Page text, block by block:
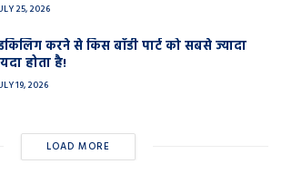
25, 2026
करने से किस बॉडी पार्ट को सबसे ज्यादा
होता है!
19, 2026
LOAD MORE